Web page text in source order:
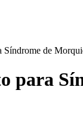
Síndrome de
para